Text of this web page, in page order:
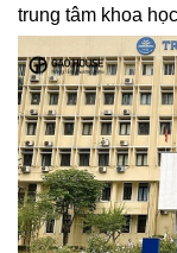
trung tâm khoa